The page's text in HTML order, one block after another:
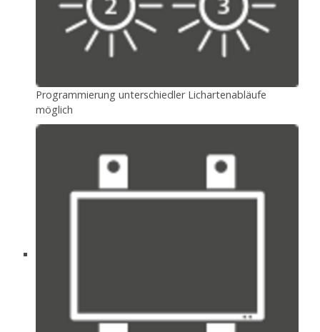
Programmierung unterschiedler Lichartenabläufe
möglich